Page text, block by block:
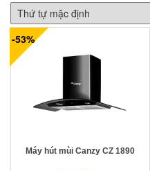
-53%
Máy hút mùi Canzy CZ 1890